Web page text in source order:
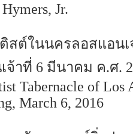
Jr.
สต์ในนครลอสแอนเ
จ้าที่ 6 มีนาคม ค.ศ.
Tabernacle of Los
March 6, 2016